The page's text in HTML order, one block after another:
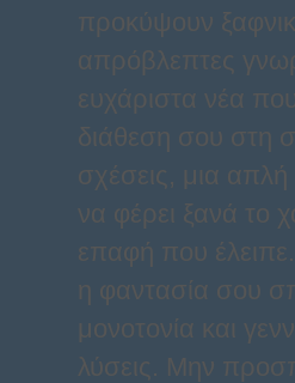
προκύψουν
απρόβλεπτες
ευχάριστα νέα
διάθεση σου στη
σχέσεις, μια
να φέρει ξανά το
επαφή που
η φαντασία σου
μονοτονία και
λύσεις. Μην